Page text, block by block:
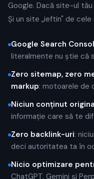
Google. Dacă site-ul
Și un site „ieftin" de
Google Search
literalmente nu știe că
Zero sitemap, zero
markup: motoarele de
Niciun conținut
informație care să te
Zero backlink-uri:
deci autoritatea ta în
Nicio optimizare
ChatGPT, Gemini și